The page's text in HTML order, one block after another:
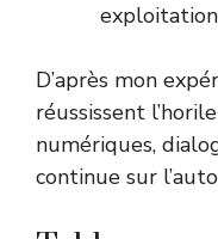
exploitation
D’après mon
réussissent
numériques,
continue sur